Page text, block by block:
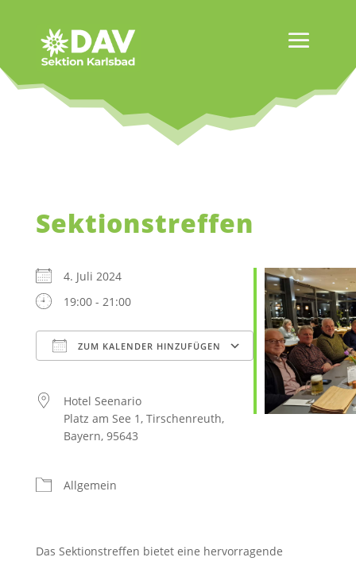
Sektionstreffen
4. Juli 2024
19:00 - 21:00
ZUM KALENDER HINZUFÜGEN
Outlook Live
Hotel Seenario
Platz am See 1, Tirschenreuth,
Bayern, 95643
Allgemein
Das Sektionstreffen bietet eine hervorragende